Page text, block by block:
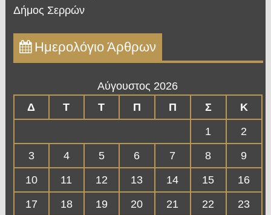
Δήμος Σερρών
Ημερολόγιο Άρθρων
Αύγουστος 2026
Δ
Τ Τ Π Π Σ
Κ
1
2
3
4 5 6 7 8
9
10
11 12 13 14 15
16
17
18 19 20 21 22
23